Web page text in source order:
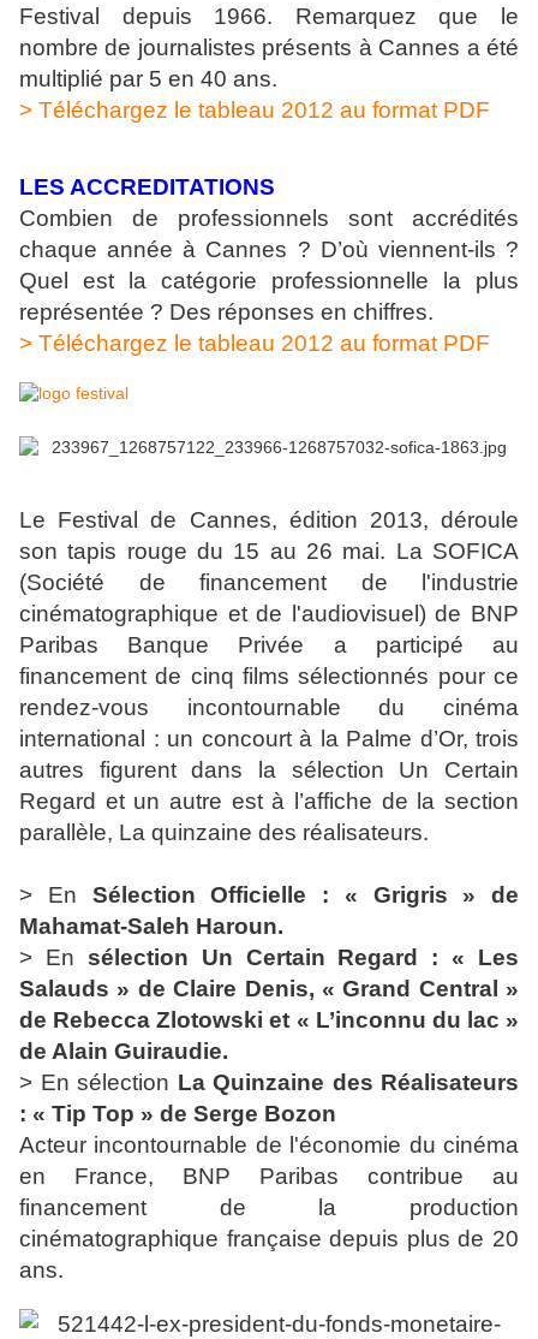
Festival depuis 1966. Remarquez que le
nombre de journalistes présents à Cannes a été
multiplié par 5 en 40 ans.
> Téléchargez le tableau 2012 au format PDF
LES ACCREDITATIONS
Combien de professionnels sont accrédités
chaque année à Cannes ? D’où viennent-ils ?
Quel est la catégorie professionnelle la plus
représentée ? Des réponses en chiffres.
> Téléchargez le tableau 2012 au format PDF
Le Festival de Cannes, édition 2013, déroule
son tapis rouge du 15 au 26 mai. La SOFICA
(Société de financement de l'industrie
cinématographique et de l'audiovisuel) de BNP
Paribas Banque Privée a participé au
financement de cinq films sélectionnés pour ce
rendez-vous incontournable du cinéma
international : un concourt à la Palme d’Or, trois
autres figurent dans la sélection Un Certain
Regard et un autre est à l’affiche de la section
parallèle, La quinzaine des réalisateurs.
> En Sélection Officielle : « Grigris » de
Mahamat-Saleh Haroun.
> En sélection Un Certain Regard : « Les
Salauds » de Claire Denis, « Grand Central »
de Rebecca Zlotowski et « L’inconnu du lac »
de Alain Guiraudie.
> En sélection La Quinzaine des Réalisateurs
: « Tip Top » de Serge Bozon
Acteur incontournable de l'économie du cinéma
en France, BNP Paribas contribue au
financement de la production
cinématographique française depuis plus de 20
ans.